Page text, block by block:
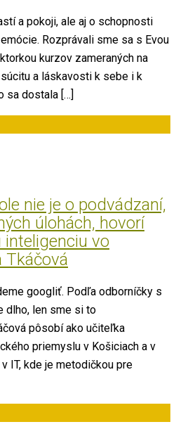
a pokoji, ale aj o schopnosti
Rozprávali sme sa s Evou
kurzov zameraných na
a láskavosti k sebe i k
sa dostala […]
nie je o podvádzaní,
úlohách, hovorí
vo
Tkáčová
googliť. Podľa odborníčky s
dlho, len sme si to
pôsobí ako učiteľka
priemyslu v Košiciach a v
IT, kde je metodičkou pre